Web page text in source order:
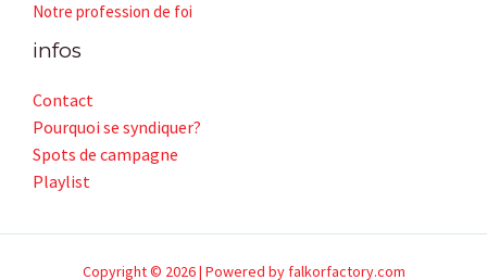
Notre profession de foi
infos
Contact
Pourquoi se syndiquer?
Spots de campagne
Playlist
Copyright © 2026 | Powered by falkorfactory.com